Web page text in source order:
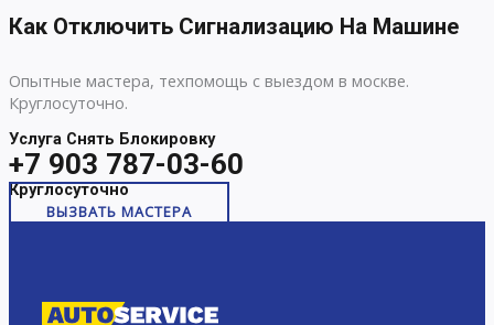
Как Отключить Сигнализацию На Машине
Опытные мастера, техпомощь с выездом в москве.
Круглосуточно.
Услуга Снять Блокировку
+7 903 787-03-60
Круглосуточно
ВЫЗВАТЬ МАСТЕРА